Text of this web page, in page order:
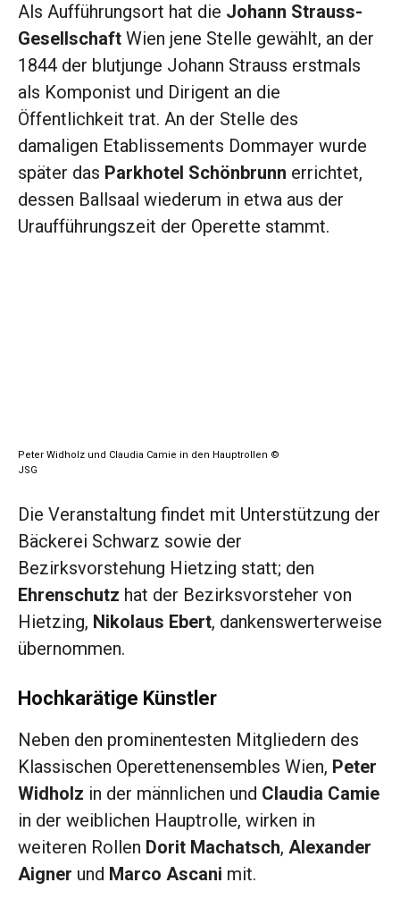
Als Aufführungsort hat die Johann Strauss-
Gesellschaft Wien jene Stelle gewählt, an der
1844 der blutjunge Johann Strauss erstmals
als Komponist und Dirigent an die
Öffentlichkeit trat. An der Stelle des
damaligen Etablissements Dommayer wurde
später das Parkhotel Schönbrunn errichtet,
dessen Ballsaal wiederum in etwa aus der
Uraufführungszeit der Operette stammt.
Peter Widholz und Claudia Camie in den Hauptrollen ©
JSG
Die Veranstaltung findet mit Unterstützung der
Bäckerei Schwarz sowie der
Bezirksvorstehung Hietzing statt; den
Ehrenschutz hat der Bezirksvorsteher von
Hietzing, Nikolaus Ebert, dankenswerterweise
übernommen.
Hochkarätige Künstler
Neben den prominentesten Mitgliedern des
Klassischen Operettenensembles Wien, Peter
Widholz in der männlichen und Claudia Camie
in der weiblichen Hauptrolle, wirken in
weiteren Rollen Dorit Machatsch, Alexander
Aigner und Marco Ascani mit.